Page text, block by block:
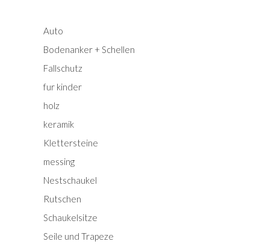
:
Auto
Bodenanker + Schellen
Fallschutz
fur kinder
holz
keramik
Klettersteine
messing
Nestschaukel
Rutschen
Schaukelsitze
Seile und Trapeze